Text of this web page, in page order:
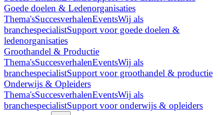
Goede doelen & Ledenorganisaties
Thema'sSuccesverhalenEventsWij als
branchespecialistSupport voor goede doelen &
ledenorganisaties
Groothandel & Productie
Thema'sSuccesverhalenEventsWij als
branchespecialistSupport voor groothandel & productie
Onderwijs & Opleiders
Thema'sSuccesverhalenEventsWij als
branchespecialistSupport voor onderwijs & opleiders